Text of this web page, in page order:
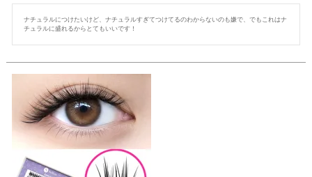
ナチュラルにつけたいけど、ナチュラルすぎてつけてるのわからないのも嫌で、でもこれはナ
チュラルに盛れるからとてもいいです！